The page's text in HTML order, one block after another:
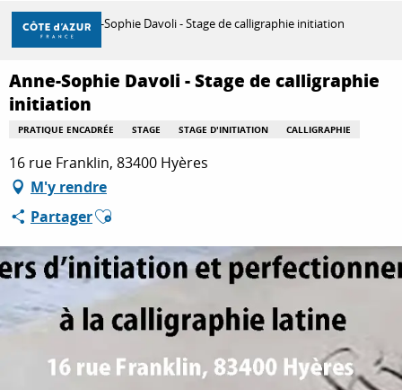
Aller
contenu
principal
DÉCOUVRIR
À FAIRE
SÉJOURNER
Accueil Anne-Sophie Davoli - Stage de calligraphie initiation
Anne-Sophie Davoli - Stage de calligraphie
initiation
PRATIQUE ENCADRÉE STAGE STAGE D'INITIATION CALLIGRAPHIE
16 rue Franklin, 83400 Hyères
M'y rendre
PartagerAjouter aux favoris